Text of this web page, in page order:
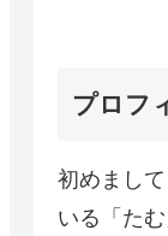
プロフ
初めまし
いる「たむ